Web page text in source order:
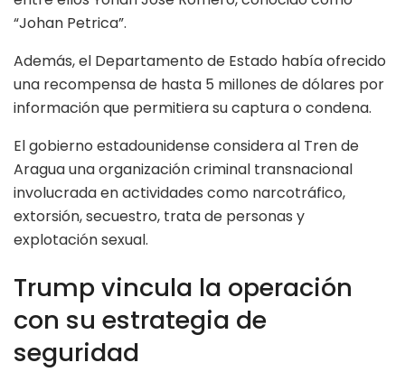
“Johan Petrica”.
Además, el Departamento de Estado había ofrecido
una recompensa de hasta 5 millones de dólares por
información que permitiera su captura o condena.
El gobierno estadounidense considera al Tren de
Aragua una organización criminal transnacional
involucrada en actividades como narcotráfico,
extorsión, secuestro, trata de personas y
explotación sexual.
Trump vincula la operación
con su estrategia de
seguridad